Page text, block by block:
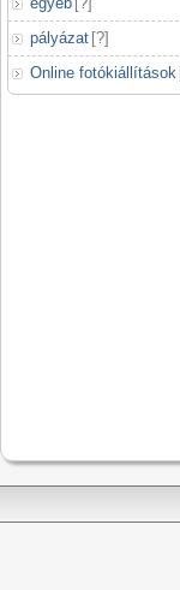
pályázat [?]
Online fotókiállítások